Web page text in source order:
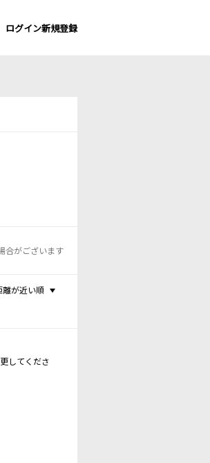
ログイン新規登録
合がございます
離が近い順
してくださ